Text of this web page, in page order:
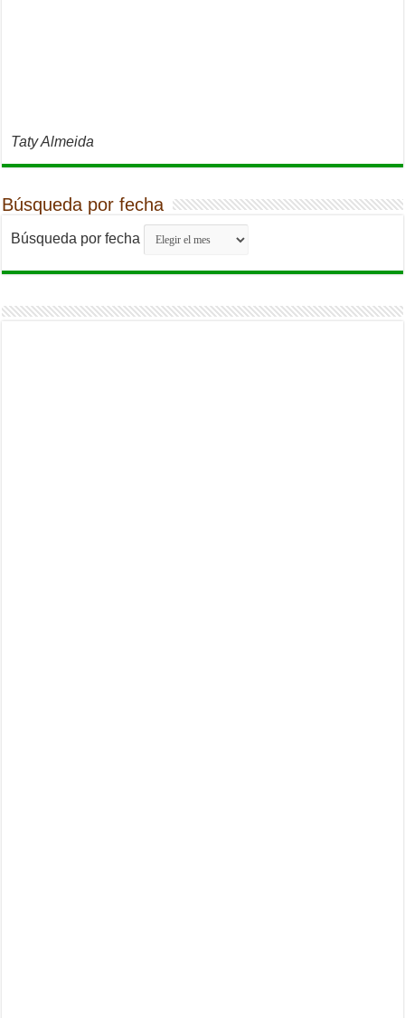
Taty Almeida
Búsqueda por fecha
Búsqueda por fecha